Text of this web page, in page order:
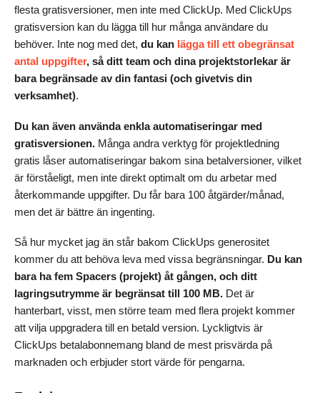
flesta gratisversioner, men inte med ClickUp. Med ClickUps
gratisversion kan du lägga till hur många användare du
behöver. Inte nog med det, du kan lägga till ett obegränsat
antal uppgifter, så ditt team och dina projektstorlekar är
bara begränsade av din fantasi (och givetvis din
verksamhet).
Du kan även använda enkla automatiseringar med
gratisversionen. Många andra verktyg för projektledning
gratis låser automatiseringar bakom sina betalversioner, vilket
är förståeligt, men inte direkt optimalt om du arbetar med
återkommande uppgifter. Du får bara 100 åtgärder/månad,
men det är bättre än ingenting.
Så hur mycket jag än står bakom ClickUps generositet
kommer du att behöva leva med vissa begränsningar. Du kan
bara ha fem Spacers (projekt) åt gången, och ditt
lagringsutrymme är begränsat till 100 MB. Det är
hanterbart, visst, men större team med flera projekt kommer
att vilja uppgradera till en betald version. Lyckligtvis är
ClickUps betalabonnemang bland de mest prisvärda på
marknaden och erbjuder stort värde för pengarna.